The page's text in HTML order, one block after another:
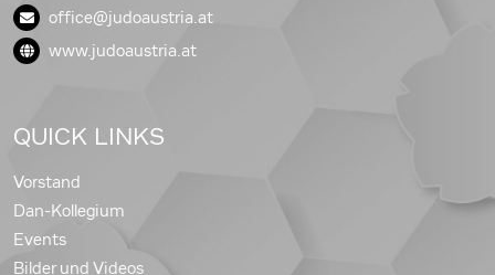
office@judoaustria.at
www.judoaustria.at
QUICK LINKS
Vorstand
Dan-Kollegium
Events
Bilder und Videos